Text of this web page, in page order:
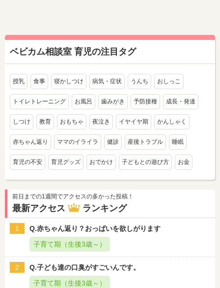
ベビカム相談室 育児の注目タグ
授乳 食事 寝かしつけ 病気・症状 うんち おしっこ
トイレトレーニング お風呂 歯みがき 予防接種 成長・発達
しつけ 教育 おもちゃ 夜泣き イヤイヤ期 かんしゃく
赤ちゃん返り ママのイライラ 健診 産後トラブル 睡眠
育児の不安 育児グッズ おでかけ 子どもとの遊び方 お金
前日までの1週間でアクセスの多かった投稿！
最新アクセス ランキング
1
Q.赤ちゃん返り？おっぱいを欲しがります
子育て期（生後3歳～）
2
Q.子ども達の口臭がすごいんです。
子育て期（生後3歳～）